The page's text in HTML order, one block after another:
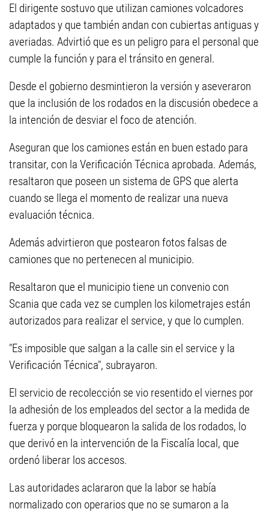
El dirigente sostuvo que utilizan camiones volcadores
adaptados y que también andan con cubiertas antiguas y
averiadas. Advirtió que es un peligro para el personal que
cumple la función y para el tránsito en general.
Desde el gobierno desmintieron la versión y aseveraron
que la inclusión de los rodados en la discusión obedece a
la intención de desviar el foco de atención.
Aseguran que los camiones están en buen estado para
transitar, con la Verificación Técnica aprobada. Además,
resaltaron que poseen un sistema de GPS que alerta
cuando se llega el momento de realizar una nueva
evaluación técnica.
Además advirtieron que postearon fotos falsas de
camiones que no pertenecen al municipio.
Resaltaron que el municipio tiene un convenio con
Scania que cada vez se cumplen los kilometrajes están
autorizados para realizar el service, y que lo cumplen.
"Es imposible que salgan a la calle sin el service y la
Verificación Técnica", subrayaron.
El servicio de recolección se vio resentido el viernes por
la adhesión de los empleados del sector a la medida de
fuerza y porque bloquearon la salida de los rodados, lo
que derivó en la intervención de la Fiscalía local, que
ordenó liberar los accesos.
Las autoridades aclararon que la labor se había
normalizado con operarios que no se sumaron a la